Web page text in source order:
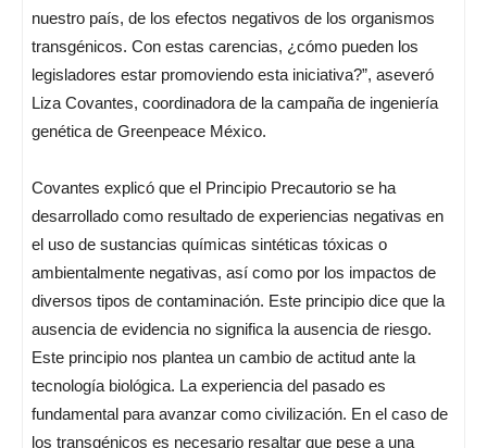
nuestro país, de los efectos negativos de los organismos
transgénicos. Con estas carencias, ¿cómo pueden los
legisladores estar promoviendo esta iniciativa?”, aseveró
Liza Covantes, coordinadora de la campaña de ingeniería
genética de Greenpeace México.
Covantes explicó que el Principio Precautorio se ha
desarrollado como resultado de experiencias negativas en
el uso de sustancias químicas sintéticas tóxicas o
ambientalmente negativas, así como por los impactos de
diversos tipos de contaminación. Este principio dice que la
ausencia de evidencia no significa la ausencia de riesgo.
Este principio nos plantea un cambio de actitud ante la
tecnología biológica. La experiencia del pasado es
fundamental para avanzar como civilización. En el caso de
los transgénicos es necesario resaltar que pese a una